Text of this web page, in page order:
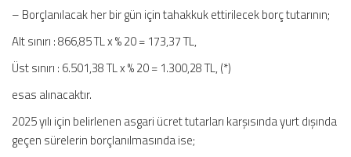
– Borçlanılacak her bir gün için tahakkuk ettirilecek borç tutarının;
Alt sınırı : 866,85 TL x % 20 = 173,37 TL,
Üst sınırı : 6.501,38 TL x % 20 = 1.300,28 TL, (*)
esas alınacaktır.
2025 yılı için belirlenen asgari ücret tutarları karşısında yurt dışında
geçen sürelerin borçlanılmasında ise;